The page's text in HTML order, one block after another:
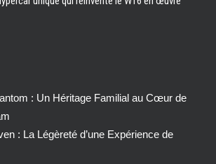
: Un Héritage Familial au Cœur de
: La Légèreté d’une Expérience de